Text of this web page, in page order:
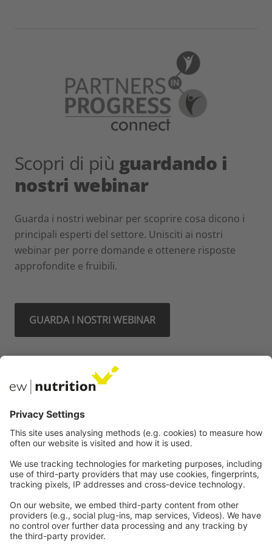
Scopri di più guardando i
nostri webinar
Guarda i nostri webinar per scoprire cosa dicono i
principali esperti del settore. Unisciti ai nostri
webinar per porre domande e ottenere risposte
approfondite e fruibili.
GUARDA I NOSTRI WEBINAR
EW Biotech
Comunicazioni
Imprint
Politica sulla riservatezza